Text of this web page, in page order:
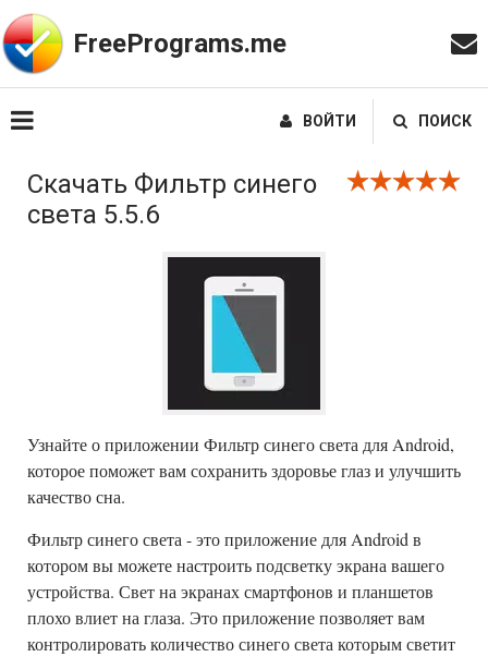
FreePrograms.me
ВОЙТИ ПОИСК
Скачать Фильтр синего
света 5.5.6
Узнайте о приложении Фильтр синего света для Android,
которое поможет вам сохранить здоровье глаз и улучшить
качество сна.
Фильтр синего света - это приложение для Android в
котором вы можете настроить подсветку экрана вашего
устройства. Свет на экранах смартфонов и планшетов
плохо влиет на глаза. Это приложение позволяет вам
контролировать количество синего света которым светит